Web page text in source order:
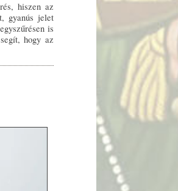
hiszen az
gyanús jelet
is
hogy az